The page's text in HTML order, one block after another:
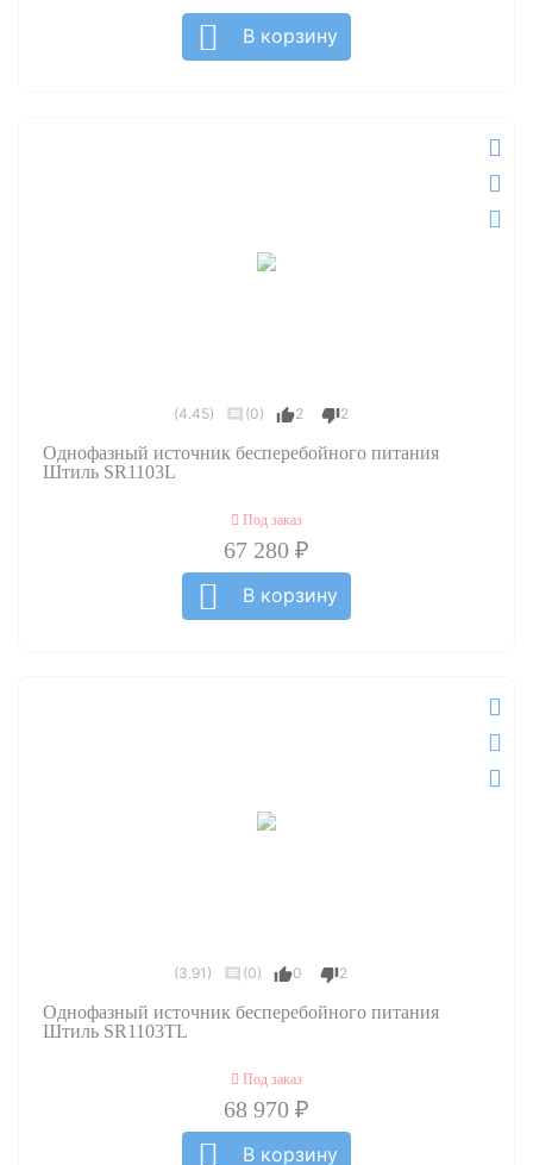
В корзину
(4.45) (0) 2 2
Однофазный источник бесперебойного питания
Штиль SR1103L
Под заказ
67 280 ₽
В корзину
(3.91) (0) 0 2
Однофазный источник бесперебойного питания
Штиль SR1103TL
Под заказ
68 970 ₽
В корзину